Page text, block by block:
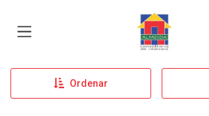
Página inicial
Ordenar